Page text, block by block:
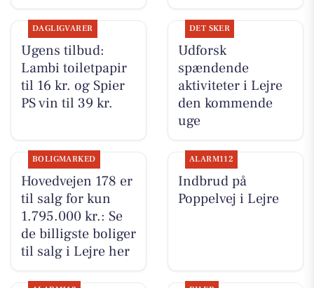
DAGLIGVARER
Ugens tilbud:
Lambi toiletpapir
til 16 kr. og Spier
PS vin til 39 kr.
DET SKER
Udforsk
spændende
aktiviteter i Lejre
den kommende
uge
BOLIGMARKED
Hovedvejen 178 er
til salg for kun
1.795.000 kr.: Se
de billigste boliger
til salg i Lejre her
ALARM112
Indbrud på
Poppelvej i Lejre